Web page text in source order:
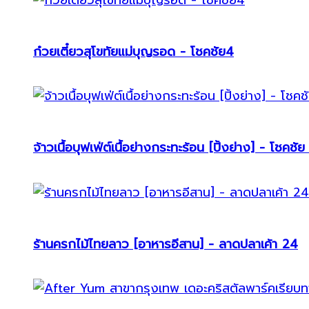
ก๋วยเตี๋ยวสุโขทัยแม่บุญรอด - โชคชัย4
จ้าวเนื้อบุฟเฟ่ต์เนื้อย่างกระทะร้อน [ปิ้งย่าง] - โชคชั
ร้านครกไม้ไทยลาว [อาหารอีสาน] - ลาดปลาเค้า 24